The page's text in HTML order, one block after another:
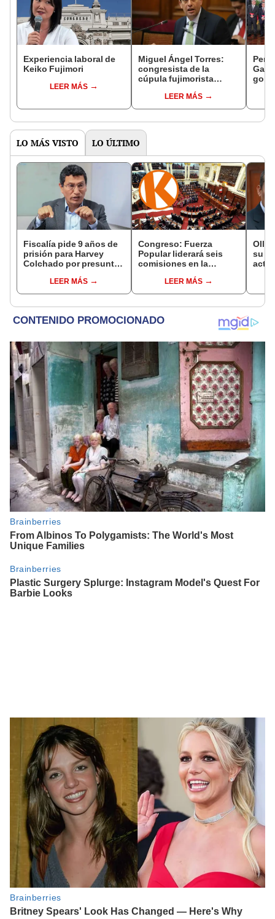
Experiencia laboral de
Keiko Fujimori
LEER MÁS
Miguel Ángel Torres:
congresista de la
cúpula fujimorista
del SenadoLEER MÁS
LO MÁS VISTO LO ÚLTIMO
Fiscalía pide 9 años de
prisión para Harvey
Colchado por presunta
incompatible y falsedad
ideológica
LEER MÁS
Congreso: Fuerza
Popular liderará seis
comisiones en la
LEER MÁS
su